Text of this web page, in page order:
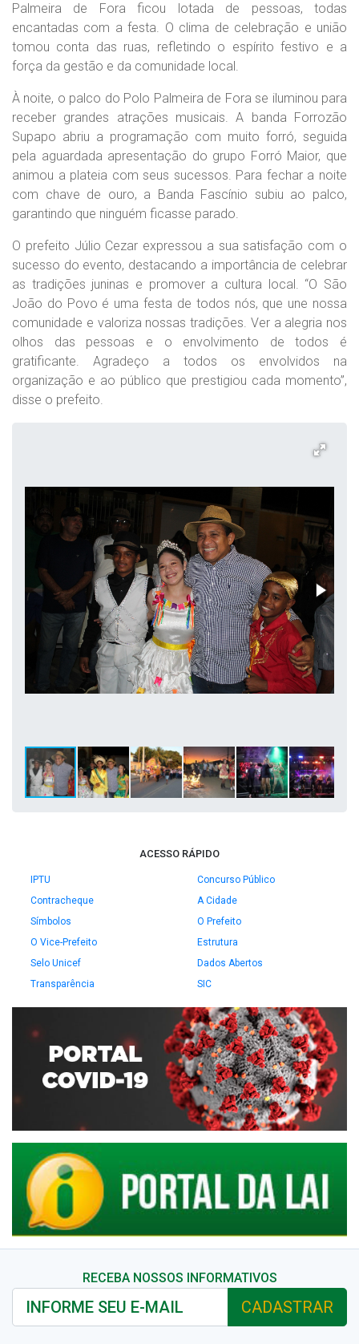
Palmeira de Fora ficou lotada de pessoas, todas
encantadas com a festa. O clima de celebração e união
tomou conta das ruas, refletindo o espírito festivo e a
força da gestão e da comunidade local.
À noite, o palco do Polo Palmeira de Fora se iluminou para
receber grandes atrações musicais. A banda Forrozão
Supapo abriu a programação com muito forró, seguida
pela aguardada apresentação do grupo Forró Maior, que
animou a plateia com seus sucessos. Para fechar a noite
com chave de ouro, a Banda Fascínio subiu ao palco,
garantindo que ninguém ficasse parado.
O prefeito Júlio Cezar expressou a sua satisfação com o
sucesso do evento, destacando a importância de celebrar
as tradições juninas e promover a cultura local. “O São
João do Povo é uma festa de todos nós, que une nossa
comunidade e valoriza nossas tradições. Ver a alegria nos
olhos das pessoas e o envolvimento de todos é
gratificante. Agradeço a todos os envolvidos na
organização e ao público que prestigiou cada momento”,
disse o prefeito.
ACESSO RÁPIDO
IPTU
Concurso Público
Contracheque
A Cidade
Símbolos
O Prefeito
O Vice-Prefeito
Estrutura
Selo Unicef
Dados Abertos
Transparência
SIC
RECEBA NOSSOS INFORMATIVOS
CADASTRAR